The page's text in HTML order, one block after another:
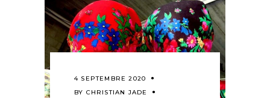
4 SEPTEMBRE 2020
BY CHRISTIAN JADE